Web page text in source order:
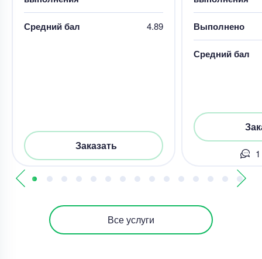
Средний бал 4.89
Заказать
Выполнено
Средний бал
Все услуги